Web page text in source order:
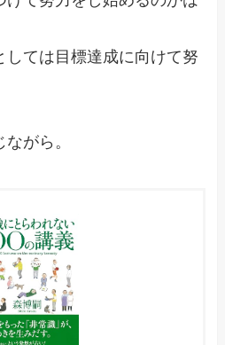
しては目標達成に向けて努
がら。